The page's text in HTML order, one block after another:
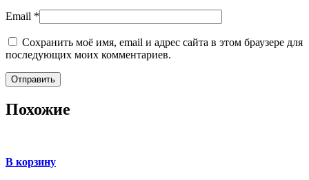
Email *
Сохранить моё имя, email и адрес сайта в этом браузере для
последующих моих комментариев.
Похожие
В корзину